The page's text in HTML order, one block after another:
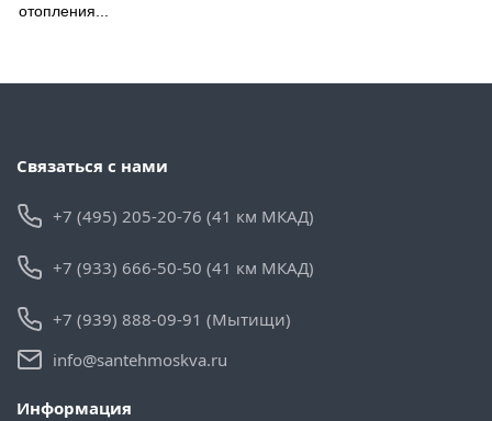
отопления...
Связаться с нами
+7 (495) 205-20-76 (41 км МКАД)
+7 (933) 666-50-50 (41 км МКАД)
+7 (939) 888-09-91 (Мытищи)
info@santehmoskva.ru
Информация